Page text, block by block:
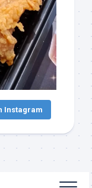
Instagram